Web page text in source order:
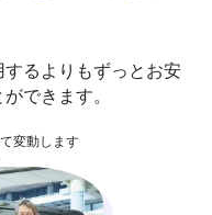
るよりもずっとお安
できます。
変動します